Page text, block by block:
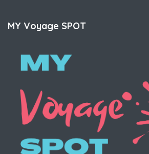
MY Voyage SPOT